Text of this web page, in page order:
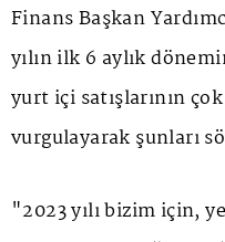
Finans Başkan
yılın ilk 6 aylık
yurt içi satışlarının
vurgulayarak şunları
"2023 yılı bizim için,